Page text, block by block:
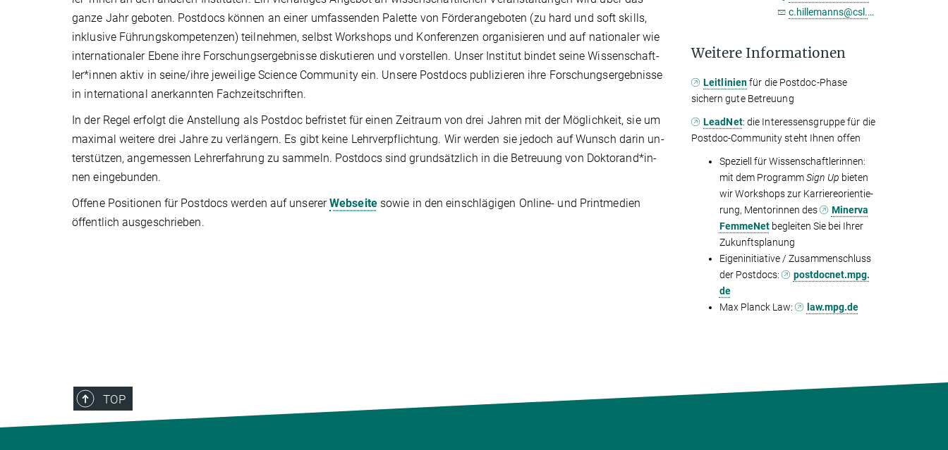
ganze Jahr geboten. Postdocs können an einer umfassenden Palette von Förderangeboten (zu hard und soft skills,
inklusive Führungskompetenzen) teilnehmen, selbst Workshops und Konferenzen organisieren und auf nationaler wie
internationaler Ebene ihre Forschungsergebnisse diskutieren und vorstellen. Unser Institut bindet seine Wissenschaft­
ler*in­nen aktiv in seine/ihre jeweilige Science Community ein. Unsere Postdocs publizieren ihre Forschungsergebnisse
in international anerkannten Fachzeitschriften.
In der Regel erfolgt die Anstellung als Postdoc befristet für einen Zeitraum von drei Jahren mit der Möglichkeit, sie um
maximal weitere drei Jahre zu verlängern. Es gibt keine Lehrverpflichtung. Wir werden sie jedoch auf Wunsch darin un­
ter­stützen, angemessen Lehrerfahrung zu sammeln. Postdocs sind grundsätzlich in die Betreuung von Dokto­rand*in­
nen eingebunden.
Offene Positionen für Postdocs werden auf unsererWebseitesowie in den einschlägigen Online- und Printmedien
öffentlich ausgeschrieben.
c.hillemanns@csl.mpg.de
Weitere Informationen
Leitlinienfür die Postdoc-Phase
sichern gute Betreuung
LeadNet: die Interes­sens­gruppe für die
Postdoc-Community steht Ihnen offen
Speziell für Wissen­schaft­ler­innen:
mit dem ProgrammSign Up bieten
wir Workshops zur Karriere­orien­tie­
rung, Mentorinnen des
Minerva
FemmeNetbegleiten Sie bei Ihrer
Zukunftsplanung
Eigeninitiative / Zu­sam­menschluss
der Postdocs:
postdocnet.mpg.
de
Max Planck Law:
law.mpg.de
TOP